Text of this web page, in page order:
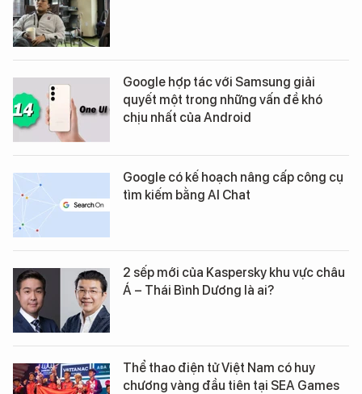
Google hợp tác với Samsung giải
quyết một trong những vấn đề khó
chịu nhất của Android
Google có kế hoạch nâng cấp công cụ
tìm kiếm bằng AI Chat
2 sếp mới của Kaspersky khu vực châu
Á – Thái Bình Dương là ai?
Thể thao điện tử Việt Nam có huy
chương vàng đầu tiên tại SEA Games